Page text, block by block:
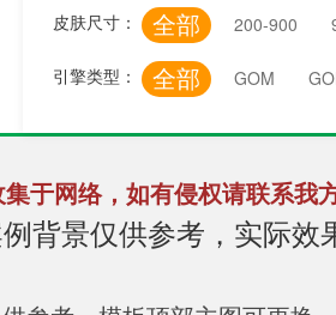
皮肤尺寸： 全部 200-900
引擎类型： 全部 GOM
于网络，如有侵权请联系我
背景仅供参考，实际效